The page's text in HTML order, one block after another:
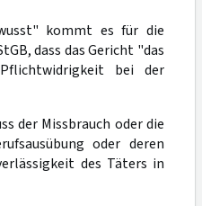
kommt es für die
dass das Gericht "das
bei der
der Missbrauch oder die
oder deren
des Täters in